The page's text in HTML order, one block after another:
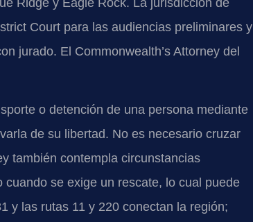
Court para las audiencias preliminares y
jurado. El Commonwealth’s Attorney del
o detención de una persona mediante
de su libertad. No es necesario cruzar
también contempla circunstancias
se exige un rescate, lo cual puede
y las rutas 11 y 220 conectan la región;